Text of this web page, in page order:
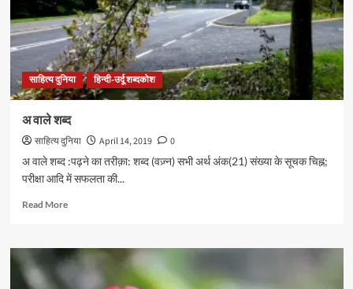
साहित्य दुनिया हिन्दी-उर्दू शब्दकोश
अ वाले शब्द
साहित्य दुनिया April 14, 2019
0
अ वाले शब्द :पढ़ने का तरीक़ा: शब्द (वज़्न) सभी अर्थ अंक(21) संख्या के सूचक चिह्न;
परीक्षा आदि में सफलता की...
Read MoreRead
अ
वाले